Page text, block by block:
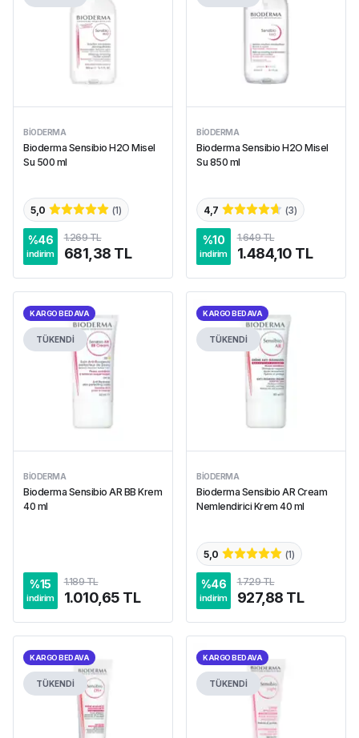
BIODERMA
Bioderma Sensibio H2O Misel
Su 500 ml
5,0 (1)
%46
indirim
1.269 TL
681,38 TL
BIODERMA
Bioderma Sensibio H2O Misel
Su 850 ml
4,7 (3)
%10
indirim
1.649 TL
1.484,10 TL
KARGO BEDAVA
TÜKENDİ
BIODERMA
Bioderma Sensibio AR BB Krem
40 ml
%15
indirim
1.189 TL
1.010,65 TL
KARGO BEDAVA
TÜKENDİ
BIODERMA
Bioderma Sensibio AR Cream
Nemlendirici Krem 40 ml
5,0 (1)
%46
indirim
1.729 TL
927,88 TL
KARGO BEDAVA
TÜKENDİ
KARGO BEDAVA
TÜKENDİ